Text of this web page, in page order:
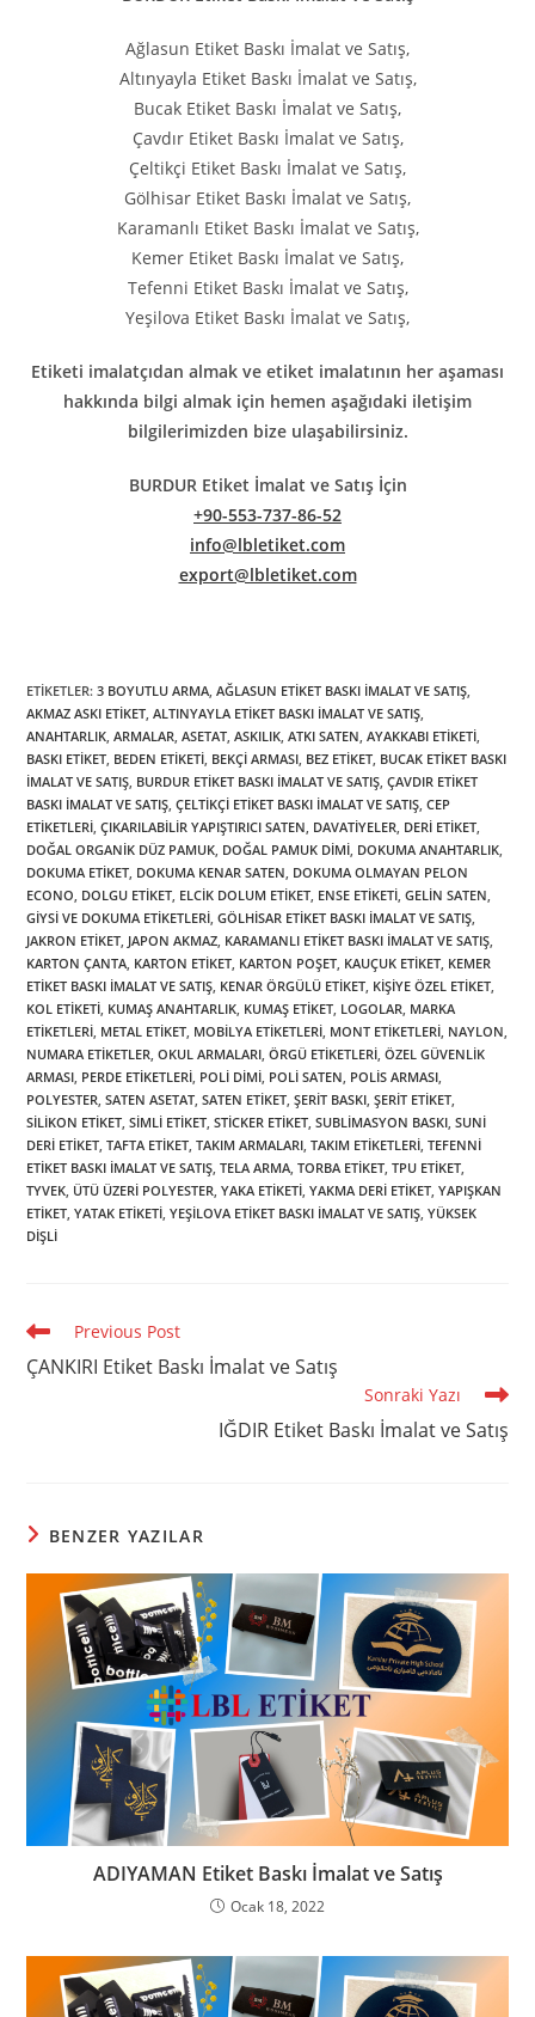
Ağlasun Etiket Baskı İmalat ve Satış,
Altınyayla Etiket Baskı İmalat ve Satış,
Bucak Etiket Baskı İmalat ve Satış,
Çavdır Etiket Baskı İmalat ve Satış,
Çeltikçi Etiket Baskı İmalat ve Satış,
Gölhisar Etiket Baskı İmalat ve Satış,
Karamanlı Etiket Baskı İmalat ve Satış,
Kemer Etiket Baskı İmalat ve Satış,
Tefenni Etiket Baskı İmalat ve Satış,
Yeşilova Etiket Baskı İmalat ve Satış,
Etiketi imalatçıdan almak ve etiket imalatının her aşaması
hakkında bilgi almak için hemen aşağıdaki iletişim
bilgilerimizden bize ulaşabilirsiniz.
BURDUR Etiket İmalat ve Satış İçin
+90-553-737-86-52
info@lbletiket.com
export@lbletiket.com
ETIKETLER:3 BOYUTLU ARMA, AĞLASUN ETIKET BASKI İMALAT VE SATIŞ,
AKMAZ ASKI ETIKET, ALTINYAYLA ETIKET BASKI İMALAT VE SATIŞ,
ANAHTARLIK, ARMALAR, ASETAT, ASKILIK, ATKI SATEN, AYAKKABI ETIKETI,
BASKI ETIKET, BEDEN ETIKETI, BEKÇI ARMASI, BEZ ETIKET, BUCAK ETIKET BASKI
İMALAT VE SATIŞ, BURDUR ETIKET BASKI İMALAT VE SATIŞ, ÇAVDIR ETIKET
BASKI İMALAT VE SATIŞ, ÇELTIKÇI ETIKET BASKI İMALAT VE SATIŞ, CEP
ETIKETLERI, ÇIKARILABILIR YAPIŞTIRICI SATEN, DAVATIYELER, DERI ETIKET,
DOĞAL ORGANIK DÜZ PAMUK, DOĞAL PAMUK DIMI, DOKUMA ANAHTARLIK,
DOKUMA ETIKET, DOKUMA KENAR SATEN, DOKUMA OLMAYAN PELON
ECONO, DOLGU ETIKET, ELCIK DOLUM ETIKET, ENSE ETIKETI, GELIN SATEN,
GIYSI VE DOKUMA ETIKETLERI, GÖLHISAR ETIKET BASKI İMALAT VE SATIŞ,
JAKRON ETIKET, JAPON AKMAZ, KARAMANLI ETIKET BASKI İMALAT VE SATIŞ,
KARTON ÇANTA, KARTON ETIKET, KARTON POŞET, KAUÇUK ETIKET, KEMER
ETIKET BASKI İMALAT VE SATIŞ, KENAR ÖRGÜLÜ ETIKET, KIŞIYE ÖZEL ETIKET,
KOL ETIKETI, KUMAŞ ANAHTARLIK, KUMAŞ ETIKET, LOGOLAR, MARKA
ETIKETLERI, METAL ETIKET, MOBILYA ETIKETLERI, MONT ETIKETLERI, NAYLON,
NUMARA ETIKETLER, OKUL ARMALARI, ÖRGÜ ETIKETLERI, ÖZEL GÜVENLIK
ARMASI, PERDE ETIKETLERI, POLI DIMI, POLI SATEN, POLIS ARMASI,
POLYESTER, SATEN ASETAT, SATEN ETIKET, ŞERIT BASKI, ŞERIT ETIKET,
SILIKON ETIKET, SIMLI ETIKET, STICKER ETIKET, SUBLIMASYON BASKI, SUNI
DERI ETIKET, TAFTA ETIKET, TAKIM ARMALARI, TAKIM ETIKETLERI, TEFENNI
ETIKET BASKI İMALAT VE SATIŞ, TELA ARMA, TORBA ETIKET, TPU ETIKET,
TYVEK, ÜTÜ ÜZERI POLYESTER, YAKA ETIKETI, YAKMA DERI ETIKET, YAPIŞKAN
ETIKET, YATAK ETIKETI, YEŞILOVA ETIKET BASKI İMALAT VE SATIŞ, YÜKSEK
DIŞLI
Read
articles
Previous Post
ÇANKIRI Etiket Baskı İmalat ve Satış
Sonraki Yazı
IĞDIR Etiket Baskı İmalat ve Satış
BENZER YAZILAR
ADIYAMAN Etiket Baskı İmalat ve Satış
Ocak 18, 2022